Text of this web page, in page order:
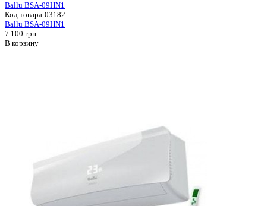
Ballu BSA-09HN1
Код товара:03182
Ballu BSA-09HN1
7 100 грн
В корзину